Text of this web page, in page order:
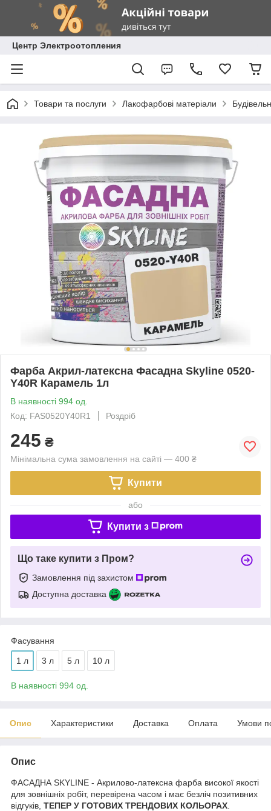
Центр Электроотопления
Товари та послуги Лакофарбові матеріали
Фарба Акрил-латексна Фасадна Skyline 0520-
Y40R Карамель 1л
В наявності 994 од.
Код: FAS0520Y40R1
Роздріб
245 ₴
Мінімальна сума замовлення на сайті — 400 ₴
Купити
або
Купити з
Що таке купити з Пром?
Замовлення під захистом
Доступна доставка
Фасування
1 л 3 л 5 л 10 л
В наявності 994 од.
Опис Характеристики Доставка Оплата Умови
Опис
ФАСАДНА SKYLINE - Акрилово-латексна фарба високої якості
для зовнішніх робіт, перевірена часом і має безліч позитивних
відгуків, ТЕПЕР У ГОТОВИХ ТРЕНДОВИХ КОЛЬОРАХ